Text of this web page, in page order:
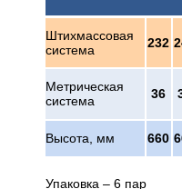
Штихмассовая
система
232
Метрическая
система
36
Высота, мм 660
Упаковка – 6 пар